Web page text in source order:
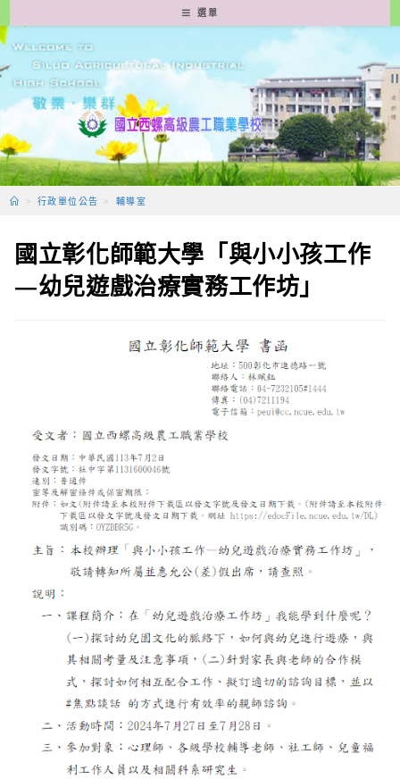
轉
至
要
容
選單
> 行政單位公告 > 輔導室
國立彰化師範大學「與小小孩工作
—幼兒遊戲治療實務工作坊」